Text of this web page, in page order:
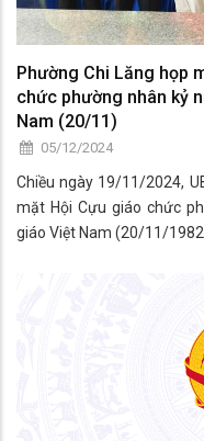
Phường Chi Lăng họp
chức phường nhân kỷ
Nam (20/11)
05/12/2024
Chiều ngày 19/11/2024,
mặt Hội Cựu giáo chức
giáo Việt Nam (20/11/